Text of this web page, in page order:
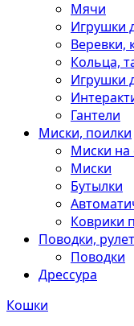
Мячи
Игрушки
Веревки,
Кольца,
Игрушки
Гантели
Миски, поилки
Миски на
Миски
Бутылки
Коврики
Поводки,
Поводки
Дрессура
Кошки